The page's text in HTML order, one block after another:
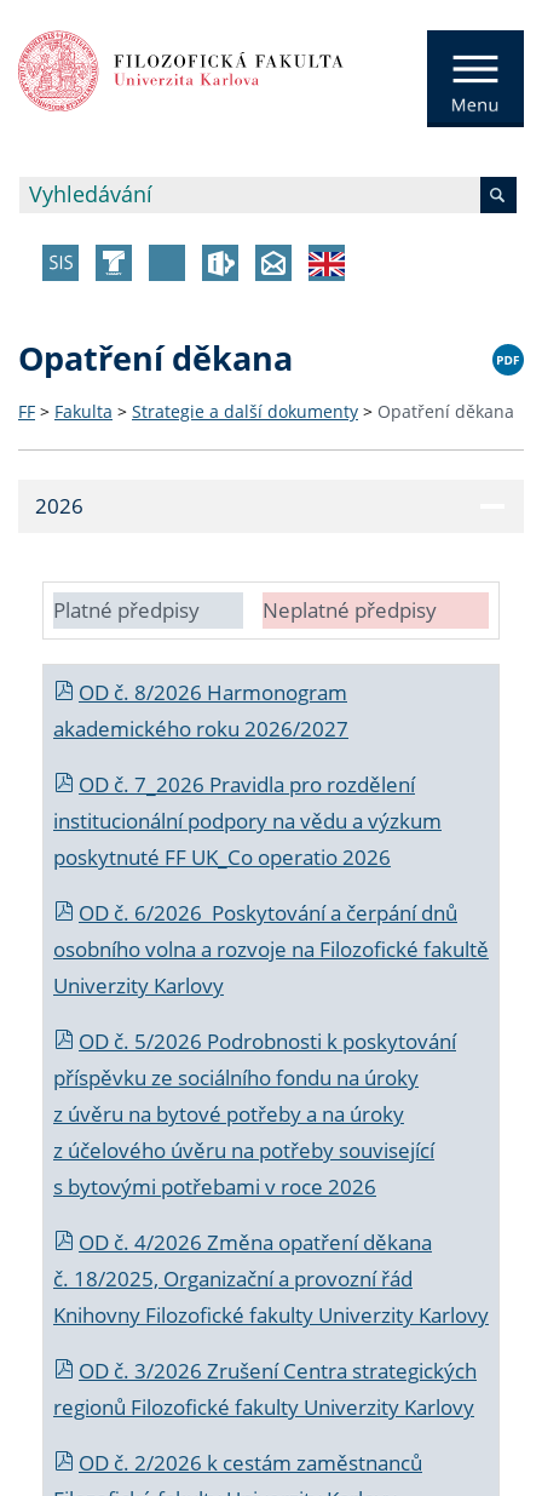
Opatření děkana
FF > Fakulta > Strategie a další dokumenty > Opatření děkana
2026
Platné předpisy Neplatné předpisy
OD č. 8/2026 Harmonogram
akademického roku 2026/2027
OD č. 7_2026 Pravidla pro rozdělení
institucionální podpory na vědu a výzkum
poskytnuté FF UK_Co operatio 2026
OD č. 6/2026 Poskytování a čerpání dnů
osobního volna a rozvoje na Filozofické fakultě
Univerzity Karlovy
OD č. 5/2026 Podrobnosti k poskytování
příspěvku ze sociálního fondu na úroky
z úvěru na bytové potřeby a na úroky
z účelového úvěru na potřeby související
s bytovými potřebami v roce 2026
OD č. 4/2026 Změna opatření děkana
č. 18/2025, Organizační a provozní řád
Knihovny Filozofické fakulty Univerzity Karlovy
OD č. 3/2026 Zrušení Centra strategických
regionů Filozofické fakulty Univerzity Karlovy
OD č. 2/2026 k cestám zaměstnanců